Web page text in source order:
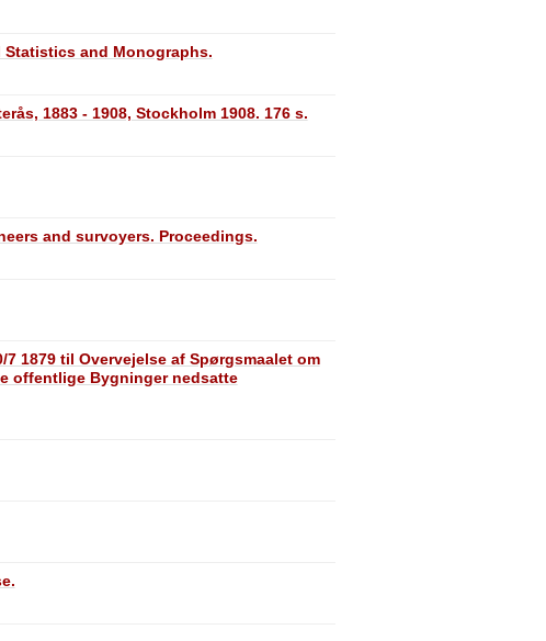
Statistics and Monographs.
1883 - 1908, Stockholm 1908. 176 s.
and survoyers. Proceedings.
1879 til Overvejelse af Spørgsmaalet om
offentlige Bygninger nedsatte